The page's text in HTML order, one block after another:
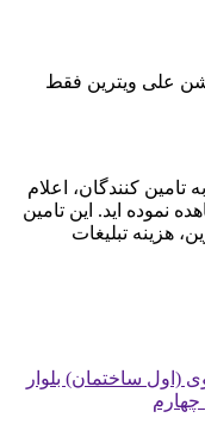
علی ویترین فقط
کنندگان، اعلام
نموده اید. این تامین
هزینه تبلیغات
(اول ساختمان) بلوار